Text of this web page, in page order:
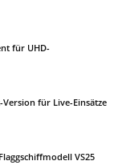
für UHD-
für Live-Einsätze
VS25